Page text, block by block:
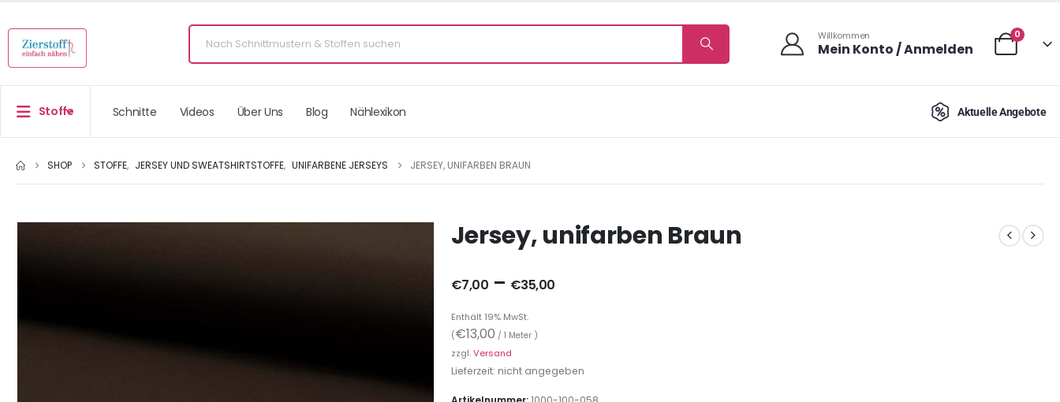
Willkommen
Mein Konto / Anmelden
0
Stoffe Schnitte Videos Über Uns Blog Nählexikon Aktuelle Angebote
SHOP STOFFE, JERSEY UND SWEATSHIRTSTOFFE, UNIFARBENE JERSEYS JERSEY, UNIFARBEN BRAUN
Jersey, unifarben Braun
€7,00 – €35,00
Enthält 19% MwSt.
(€13,00 / 1 Meter )
zzgl.Versand
Lieferzeit: nicht angegeben